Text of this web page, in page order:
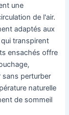
une
de l'air.
adaptés aux
transpirent
ensachés offre
sans perturber
naturelle
de sommeil